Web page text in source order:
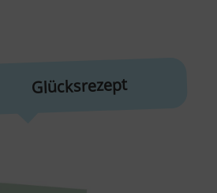
Glücksrezept